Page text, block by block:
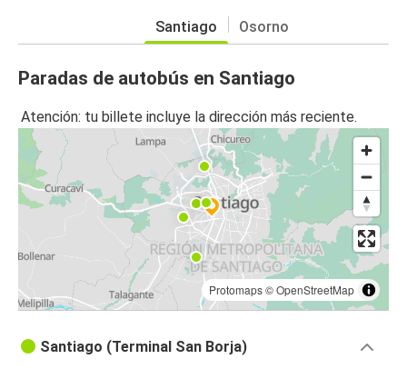
Santiago Osorno
Paradas de autobús en Santiago
Atención: tu billete incluye la dirección más reciente.
Protomaps©OpenStreetMap
Santiago (Terminal San Borja)